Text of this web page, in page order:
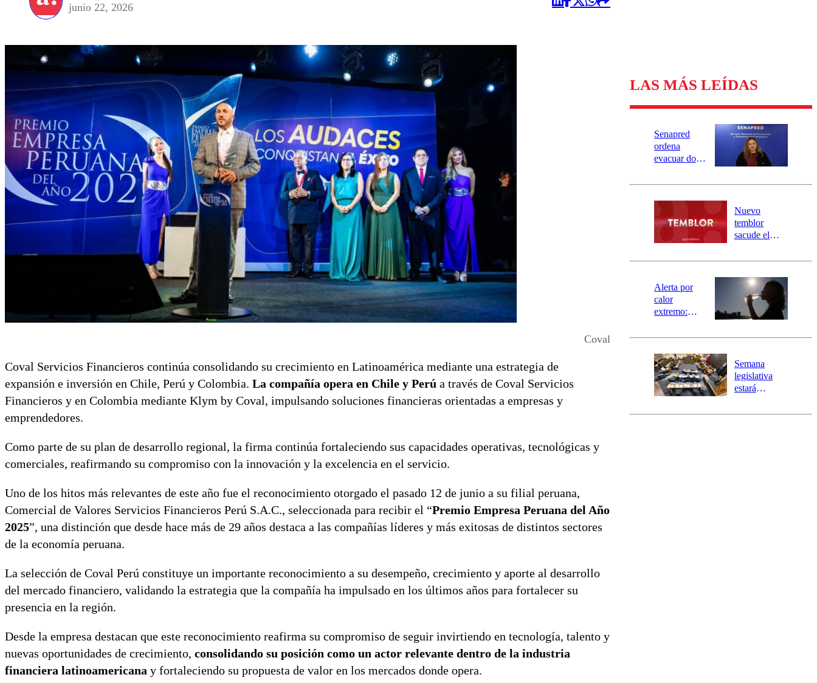
junio 22, 2026
Coval
Coval Servicios Financieros continúa consolidando su crecimiento en Latinoamérica mediante una estrategia de
expansión e inversión en Chile, Perú y Colombia. La compañía opera en Chile y Perú a través de Coval Servicios
Financieros y en Colombia mediante Klym by Coval, impulsando soluciones financieras orientadas a empresas y
emprendedores.
Como parte de su plan de desarrollo regional, la firma continúa fortaleciendo sus capacidades operativas, tecnológicas y
comerciales, reafirmando su compromiso con la innovación y la excelencia en el servicio.
Uno de los hitos más relevantes de este año fue el reconocimiento otorgado el pasado 12 de junio a su filial peruana,
Comercial de Valores Servicios Financieros Perú S.A.C., seleccionada para recibir el “Premio Empresa Peruana del Año
2025”, una distinción que desde hace más de 29 años destaca a las compañías líderes y más exitosas de distintos sectores
de la economía peruana.
La selección de Coval Perú constituye un importante reconocimiento a su desempeño, crecimiento y aporte al desarrollo
del mercado financiero, validando la estrategia que la compañía ha impulsado en los últimos años para fortalecer su
presencia en la región.
Desde la empresa destacan que este reconocimiento reafirma su compromiso de seguir invirtiendo en tecnología, talento y
nuevas oportunidades de crecimiento, consolidando su posición como un actor relevante dentro de la industria
financiera latinoamericana y fortaleciendo su propuesta de valor en los mercados donde opera.
LAS MÁS LEÍDAS
Senapred
ordena
evacuar dos
Carahue por
río Damas:
activa
mensajería
SAE
Nuevo
temblor
sacude el
revisa la
epicentro
Alerta por
calor
extremo:
activa Alerta
Preventiva en
tres comunas
Semana
legislativa
estará
el fin de la